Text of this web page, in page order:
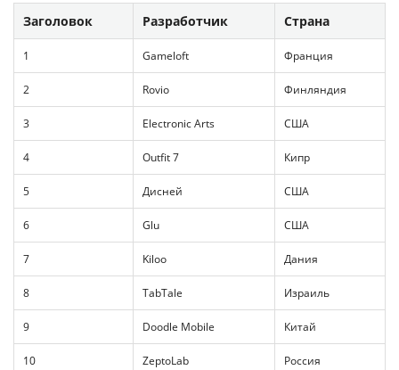
Заголовок Разработчик Страна
1 Gameloft Франция
2 Rovio Финляндия
3 Electronic Arts США
4 Outfit 7 Кипр
5 Дисней США
6 Glu США
7 Kiloo Дания
8 TabTale Израиль
9 Doodle Mobile Китай
10 ZeptoLab Россия